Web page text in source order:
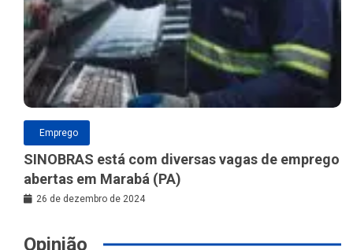
Emprego
SINOBRAS está com diversas vagas de emprego
abertas em Marabá (PA)
26 de dezembro de 2024
Opinião